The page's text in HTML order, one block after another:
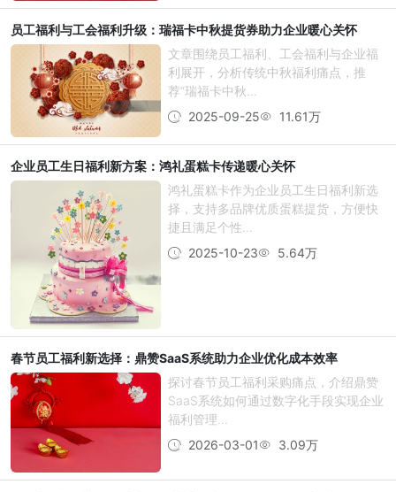
员工福利与工会福利升级：瑞福卡中秋提货券助力企业暖心关怀
文章围绕员工福利、工会福利与企业福
利展开，分析传统中秋福利痛点，推
荐“瑞福卡中秋...
2025-09-25
11.61万
企业员工生日福利新方案：鸿礼蛋糕卡传递暖心关怀
鸿礼蛋糕卡作为企业员工生日福利新选
择，支持多品牌优质蛋糕提货，方便快
捷且满足个性...
2025-10-23
5.64万
春节员工福利新选择：鼎赞SaaS系统助力企业优化成本效率
探讨春节员工福利采购痛点，介绍鼎赞
SaaS系统如何通过数字化手段实现企业
福利管理...
2026-03-01
3.09万